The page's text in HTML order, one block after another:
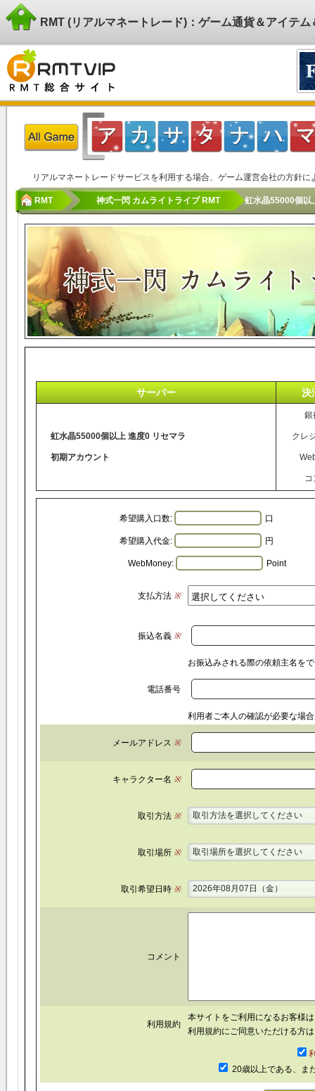
RMT (リアルマネートレード)：ゲーム通貨＆アイテ
リアルマネートレードサービスを利用する場合、ゲーム運営会社の方針
RMT 神式一閃 カムライトライブ RMT 虹水晶55000個以
サーバー 決
虹水晶55000個以上 進度0 リセマラ
初期アカウント
銀
クレ
コ
希望購入口数: 口
希望購入代金: 円
WebMoney: Point
支払方法※
振込名義※
お振込みされる際の依頼主名を
電話番号
利用者ご本人の確認が必要な場
メールアドレス ※
キャラクター名 ※
取引方法※ 取引方法を選択してください
取引場所※ 取引場所を選択してください
取引希望日時※ 2026年08月07日（金）
コメント
利用規約
本サイトをご利用になるお客様
利用規約にご同意いただける方
20歳以上である、ま